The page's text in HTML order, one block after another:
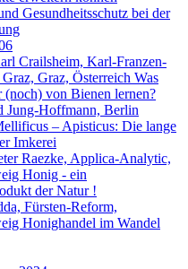
Gesundheitsschutz bei der
Crailsheim, Karl-Franzen-
Graz, Österreich Was
von Bienen lernen?
Jung-Hoffmann, Berlin
– Apisticus: Die lange
Imkerei
Raezke, Applica-Analytic,
Honig - ein
der Natur !
Fürsten-Reform,
Honighandel im Wandel